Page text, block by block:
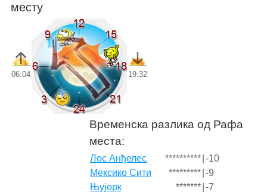
месту
06:04 19:32
Временска разлика од Рафа
места:
Лос Анђелес ********** -10
Мексико Сити
********* -9
Њујорк
******* -7